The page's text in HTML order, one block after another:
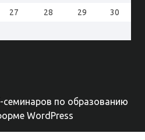
27 28 29
30
по образованию
WordPress